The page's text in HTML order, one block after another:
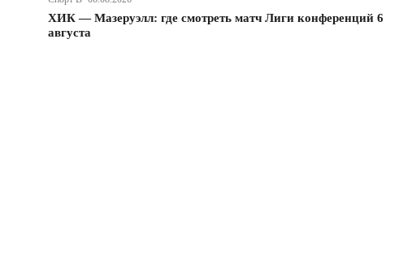
ХИК — Мазеруэлл: где смотреть матч Лиги конференций 6
августа